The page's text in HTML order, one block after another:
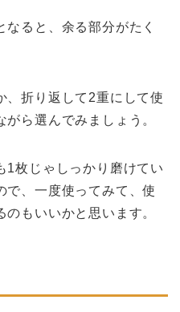
ると、余る部分がたく
、折り返して2重にして使
ら選んでみましょう。
1枚じゃしっかり磨けてい
で、一度使ってみて、使
もいいかと思います。